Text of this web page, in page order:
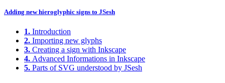
Adding new hieroglyphic signs to JSesh
1. Introduction
2. Importing new glyphs
3. Creating a sign with Inkscape
4. Advanced Informations in Inkscape
5. Parts of SVG understood by JSesh